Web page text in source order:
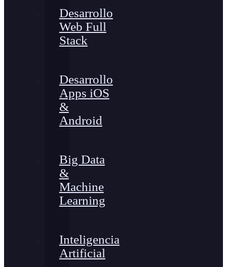
Desarrollo
Web Full
Stack
Desarrollo
Apps iOS
&
Android
Big Data
&
Machine
Learning
Inteligencia
Artificial